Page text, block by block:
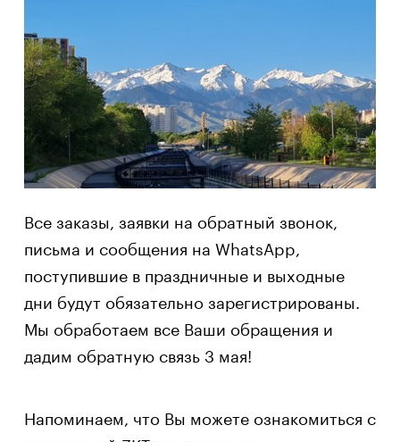
Все заказы, заявки на обратный звонок,
письма и сообщения на WhatsApp,
поступившие в праздничные и выходные
дни будут обязательно зарегистрированы.
Мы обработаем все Ваши обращения и
дадим обратную связь 3 мая!
Напоминаем, что Вы можете ознакомиться с